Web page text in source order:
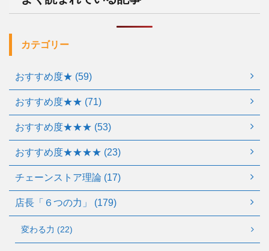
カテゴリー
おすすめ度★ (59)
おすすめ度★★ (71)
おすすめ度★★★ (53)
おすすめ度★★★★ (23)
チェーンストア理論 (17)
店長「６つの力」 (179)
変わる力 (22)